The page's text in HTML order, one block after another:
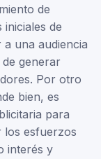
de
de
una audiencia
de generar
Por otro
bien, es
para
los esfuerzos
interés y